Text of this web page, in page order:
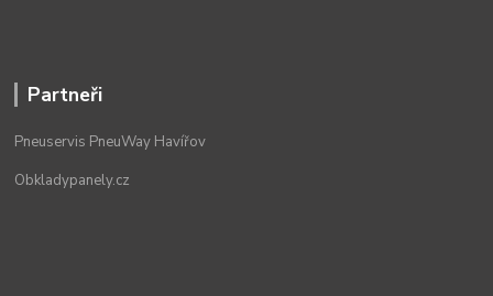
Partneři
Pneuservis PneuWay Havířov
Obkladypanely.cz